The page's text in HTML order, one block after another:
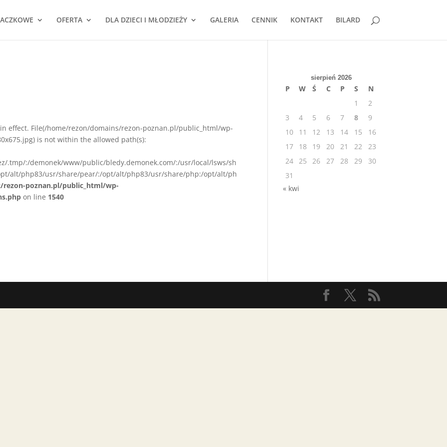
OFERTA DLA DZIECI I MŁODZIEŻY GALERIA CENNIK KONTAKT BILARD
effect. File(/home/rezon/domains/rezon-poznan.pl/public_html/wp-
is not within the allowed path(s):
.tmp/:/demonek/www/public/bledy.demonek.com/:/usr/local/lsws/sh
alt/php83/usr/share/pear/:/opt/alt/php83/usr/share/php:/opt/alt/ph
poznan.pl/public_html/wp-
on line 1540
sierpień 2026
P W Ś C P S
N
1
2
3
4 5 6 7 8
9
10
11 12 13 14 15
16
17
18 19 20 21 22
23
24 25 26 27 28 29
30
31
« kwi